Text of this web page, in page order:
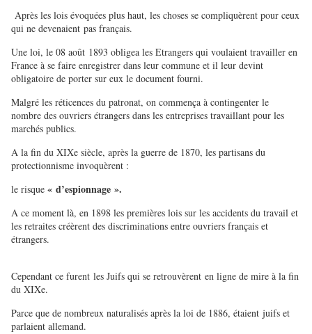
Après les lois évoquées plus haut, les choses se compliquèrent pour ceux
qui ne devenaient pas français.
Une loi, le 08 août 1893 obligea les Etrangers qui voulaient travailler en
France à se faire enregistrer dans leur commune et il leur devint
obligatoire de porter sur eux le document fourni.
Malgré les réticences du patronat, on commença à contingenter le
nombre des ouvriers étrangers dans les entreprises travaillant pour les
marchés publics.
A la fin du XIXe siècle, après la guerre de 1870, les partisans du
protectionnisme invoquèrent :
le risque « d’espionnage ».
A ce moment là, en 1898 les premières lois sur les accidents du travail et
les retraites créèrent des discriminations entre ouvriers français et
étrangers.
Cependant ce furent les Juifs qui se retrouvèrent en ligne de mire à la fin
du XIXe.
Parce que de nombreux naturalisés après la loi de 1886, étaient juifs et
parlaient allemand.